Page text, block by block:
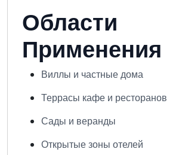
Области
Применения
Виллы и частные дома
Террасы кафе и ресторанов
Сады и веранды
Открытые зоны отелей